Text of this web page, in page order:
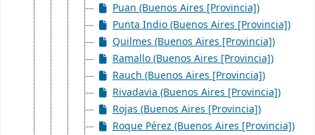
Puan (Buenos Aires [Provincia])
Punta Indio (Buenos Aires [Provincia])
Quilmes (Buenos Aires [Provincia])
Ramallo (Buenos Aires [Provincia])
Rauch (Buenos Aires [Provincia])
Rivadavia (Buenos Aires [Provincia])
Rojas (Buenos Aires [Provincia])
Roque Pérez (Buenos Aires [Provincia])